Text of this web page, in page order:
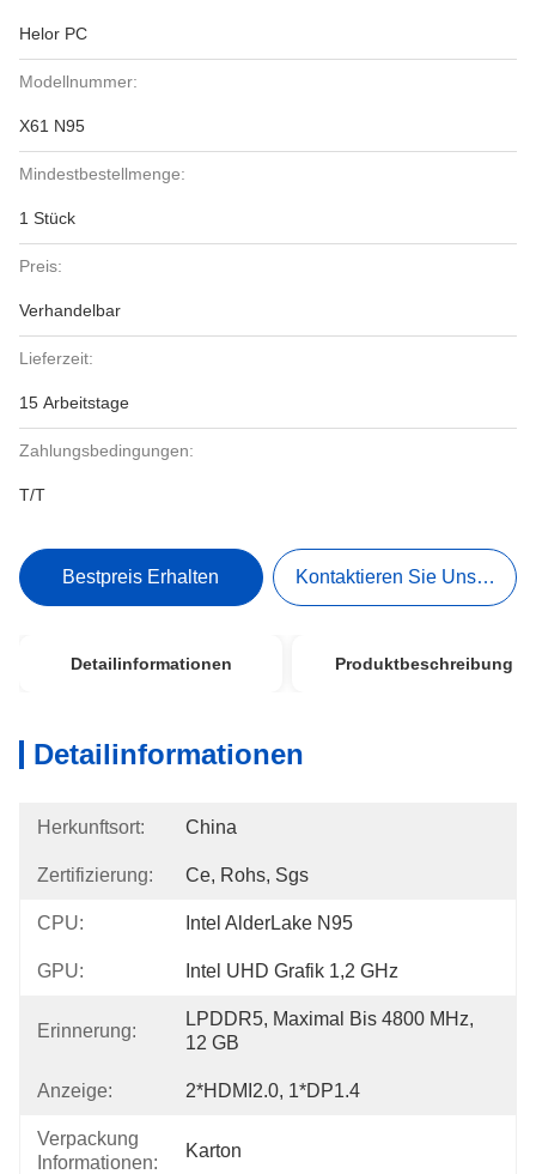
Helor PC
Modellnummer:
X61 N95
Mindestbestellmenge:
1 Stück
Preis:
Verhandelbar
Lieferzeit:
15 Arbeitstage
Zahlungsbedingungen:
T/T
Bestpreis Erhalten Kontaktieren Sie Uns Jetzt
Detailinformationen Produktbeschreibung
Detailinformationen
Herkunftsort: China
Zertifizierung: Ce, Rohs, Sgs
CPU: Intel AlderLake N95
GPU: Intel UHD Grafik 1,2 GHz
Erinnerung:
LPDDR5, Maximal Bis 4800 MHz,
12 GB
Anzeige: 2*HDMI2.0, 1*DP1.4
Verpackung
Informationen:
Karton